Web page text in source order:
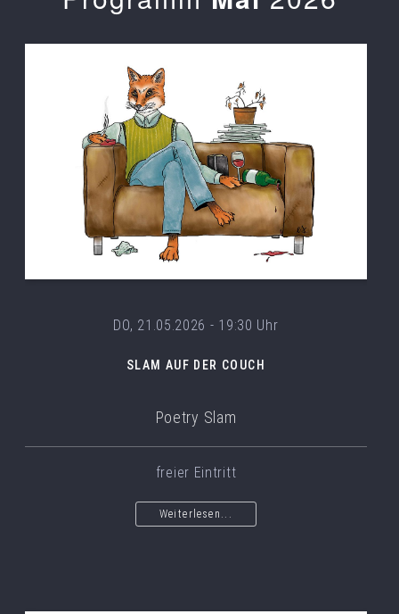
DO, 21.05.2026 - 19:30 Uhr
SLAM AUF DER COUCH
Poetry Slam
freier Eintritt
Weiterlesen...